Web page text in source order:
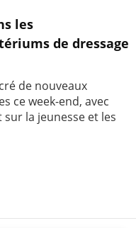
les
de dressage
de nouveaux
ce week-end, avec
la jeunesse et les